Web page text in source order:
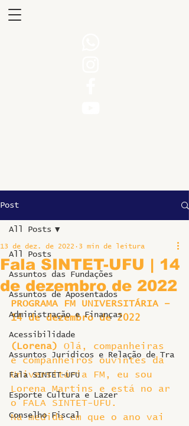
Post
All Posts
Assuntos das Fundações
Assuntos de Aposentados
Administração e Finanças
Acessibilidade
Assuntos Jurídicos e Relação de Tra
Fala SINTET-UFU
Esporte Cultura e Lazer
Conselho Fiscal
All Posts
Fala SINTET-UFU | 14
de dezembro de 2022
13 de dez. de 2022 3 min de leitura
PROGRAMA FM UNIVERSITÁRIA –
14 de dezembro de 2022
(Lorena)
Olá, companheiras
e companheiros ouvintes da
Universitária FM, eu sou
Lorena Martins e está no ar
o FALA SINTET-UFU.
Na medida em que o ano vai